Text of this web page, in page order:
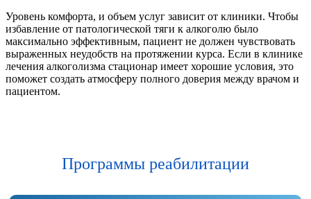
Уровень комфорта, и объем услуг зависит от клиники. Чтобы
избавление от патологической тяги к алкоголю было
максимально эффективным, пациент не должен чувствовать
выраженных неудобств на протяжении курса. Если в клинике
лечения алкоголизма стационар имеет хорошие условия, это
поможет создать атмосферу полного доверия между врачом и
пациентом.
Программы реабилитации